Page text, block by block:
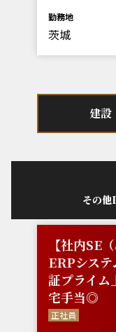
勤務地
茨城
建設
その他
【社内SE
ERPシス
証プライム
宅手当◎
正社員